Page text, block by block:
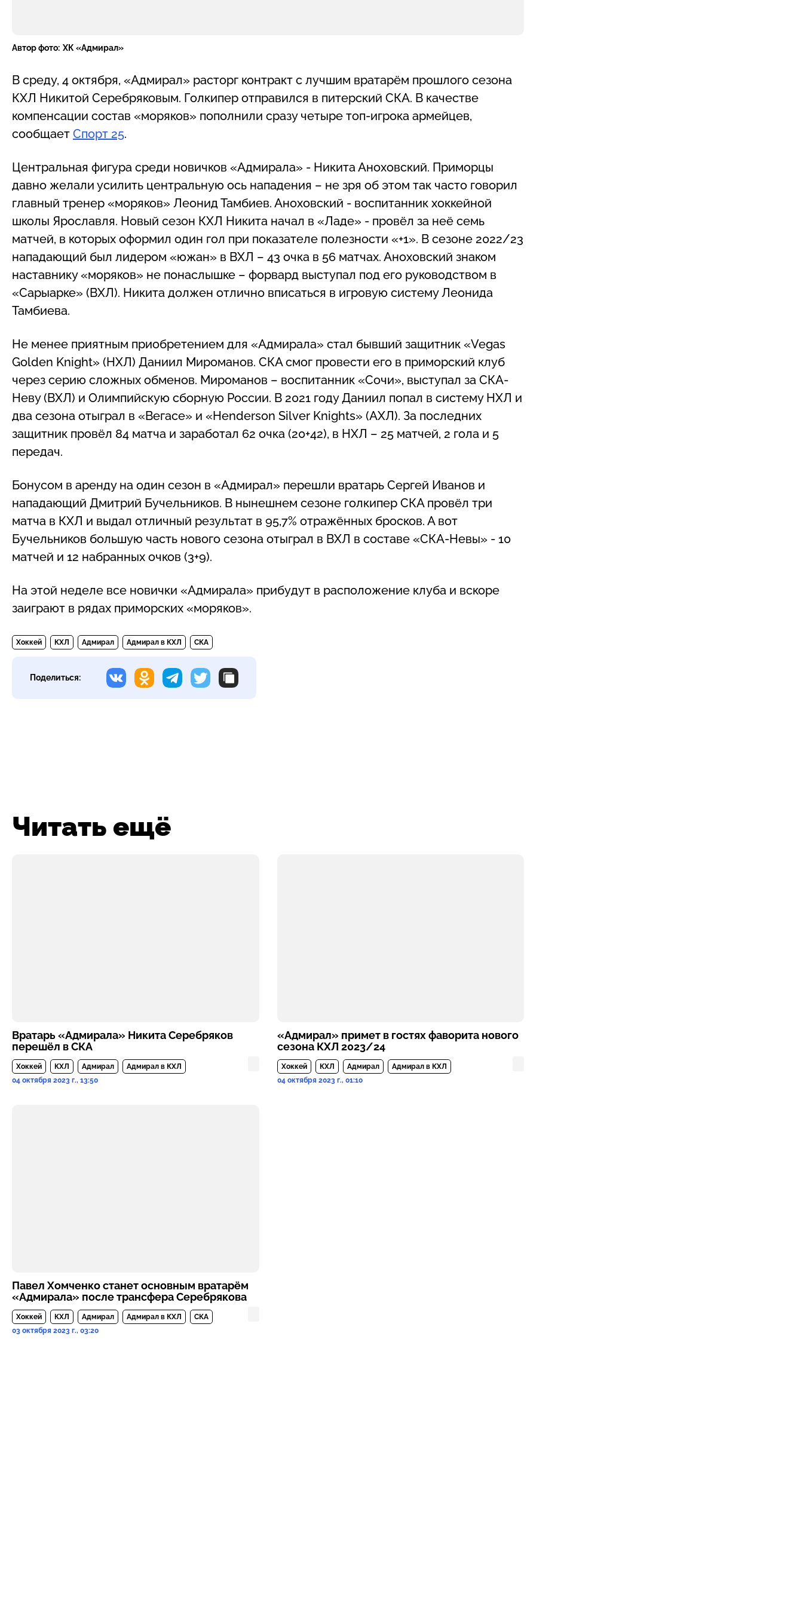
Автор фото: ХК «Адмирал»
В среду, 4 октября, «Адмирал» расторг контракт с лучшим вратарём прошлого сезона
КХЛ Никитой Серебряковым. Голкипер отправился в питерский СКА. В качестве
компенсации состав «моряков» пополнили сразу четыре топ-игрока армейцев,
сообщает Спорт 25.
Центральная фигура среди новичков «Адмирала» - Никита Аноховский. Приморцы
давно желали усилить центральную ось нападения – не зря об этом так часто говорил
главный тренер «моряков» Леонид Тамбиев. Аноховский - воспитанник хоккейной
школы Ярославля. Новый сезон КХЛ Никита начал в «Ладе» - провёл за неё семь
матчей, в которых оформил один гол при показателе полезности «+1». В сезоне 2022/23
нападающий был лидером «южан» в ВХЛ – 43 очка в 56 матчах. Аноховский знаком
наставнику «моряков» не понаслышке – форвард выступал под его руководством в
«Сарыарке» (ВХЛ). Никита должен отлично вписаться в игровую систему Леонида
Тамбиева.
Не менее приятным приобретением для «Адмирала» стал бывший защитник «Vegas
Golden Knight» (НХЛ) Даниил Мироманов. СКА смог провести его в приморский клуб
через серию сложных обменов. Мироманов – воспитанник «Сочи», выступал за СКА-
Неву (ВХЛ) и Олимпийскую сборную России. В 2021 году Даниил попал в систему НХЛ и
два сезона отыграл в «Вегасе» и «Henderson Silver Knights» (АХЛ). За последних
защитник провёл 84 матча и заработал 62 очка (20+42), в НХЛ – 25 матчей, 2 гола и 5
передач.
Бонусом в аренду на один сезон в «Адмирал» перешли вратарь Сергей Иванов и
нападающий Дмитрий Бучельников. В нынешнем сезоне голкипер СКА провёл три
матча в КХЛ и выдал отличный результат в 95,7% отражённых бросков. А вот
Бучельников большую часть нового сезона отыграл в ВХЛ в составе «СКА-Невы» - 10
матчей и 12 набранных очков (3+9).
На этой неделе все новички «Адмирала» прибудут в расположение клуба и вскоре
заиграют в рядах приморских «моряков».
Хоккей КХЛ Адмирал Адмирал в КХЛ СКА
Поделиться:
Читать ещё
Вратарь «Адмирала» Никита Серебряков
перешёл в СКА
Хоккей КХЛ Адмирал
Адмирал в КХЛ
04 октября 2023 г., 13:50
«Адмирал» примет в гостях фаворита нового
сезона КХЛ 2023/24
Хоккей КХЛ Адмирал
Адмирал в КХЛ
04 октября 2023 г., 01:10
Павел Хомченко станет основным вратарём
«Адмирала» после трансфера Серебрякова
Хоккей КХЛ Адмирал Адмирал в КХЛ
СКА
03 октября 2023 г., 03:20